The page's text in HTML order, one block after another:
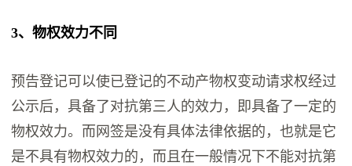
3、物权效力不同
预告登记可以使已登记的不动产物权变动请求权经过
公示后，具备了对抗第三人的效力，即具备了一定的
物权效力。而网签是没有具体法律依据的，也就是它
是不具有物权效力的，而且在一般情况下不能对抗第